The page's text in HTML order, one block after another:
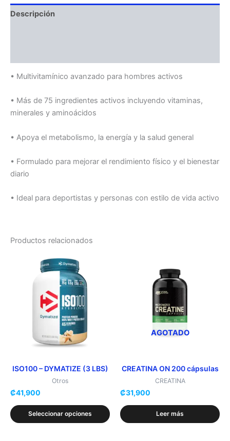
Descripción
• Multivitamínico avanzado para hombres activos
• Más de 75 ingredientes activos incluyendo vitaminas,
minerales y aminoácidos
• Apoya el metabolismo, la energía y la salud general
• Formulado para mejorar el rendimiento físico y el bienestar
diario
• Ideal para deportistas y personas con estilo de vida activo
Productos relacionados
ISO100 – DYMATIZE (3 LBS)
Otros
₡41,900
Seleccionar opciones
Este
producto
tiene
múltiples
variantes.
Las
opciones
se
elegir
en
página
de
AGOTADO
CREATINA ON 200 cápsulas
CREATINA
₡31,900
Leer más